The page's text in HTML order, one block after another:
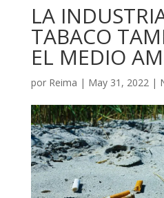
LA
TABACO
EL MEDIO
por Reima | May 31, 2022 |